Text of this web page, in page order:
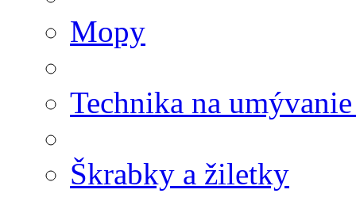
Mopy
Technika na
Škrabky a žiletky